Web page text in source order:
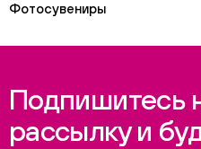
Фотосувениры
Подпишитесь
рассылку и